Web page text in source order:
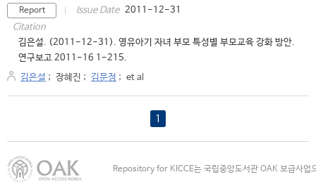
Report Issue Date 2011-12-31
Citation
김은설. (2011-12-31). 영유아기 자녀 부모 특성별 부모교육 강화 방안.
연구보고 2011-16 1-215.
김은설 ; 장혜진 ; 김문정 ; et al
1
Repository for KICCE는 국립중앙도서관 OAK 보급사업